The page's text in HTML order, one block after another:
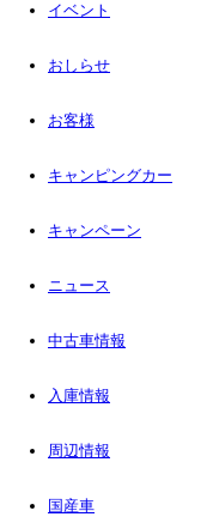
イベント
おしらせ
お客様
キャンピングカー
キャンペーン
ニュース
中古車情報
入庫情報
周辺情報
国産車